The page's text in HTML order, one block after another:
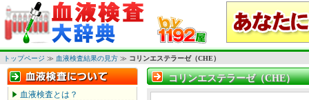
トップページ ≫ 血液検査結果の見方 ≫ コリンエステラーゼ（CHE）
血液検査とは？
コリンエステラーゼ（CHE）
コリンエステラーゼ（CHE）